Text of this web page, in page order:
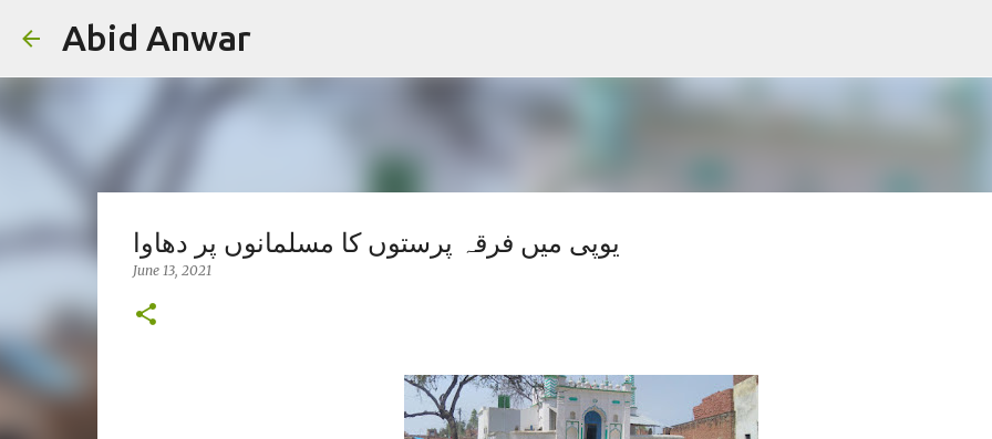
Abid Anwar
یوپی میں فرقہ پرستوں کا مسلمانوں پر دھاوا
June 13, 2021